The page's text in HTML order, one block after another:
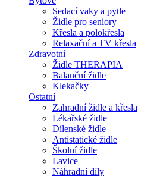
Sedací vaky a pytle
Židle pro seniory
Křesla a polokřesla
Relaxační a TV křesla
Zdravotní
Židle THERAPIA
Balanční židle
Klekačky
Ostatní
Zahradní židle a křesla
Lékařské židle
Dílenské židle
Antistatické židle
Školní židle
Lavice
Náhradní díly